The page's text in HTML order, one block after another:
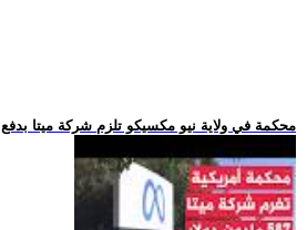
.. محكمة في ولاية نيو مكسيكو تلزم شركة ميتا بدفع 567 مليون دولا